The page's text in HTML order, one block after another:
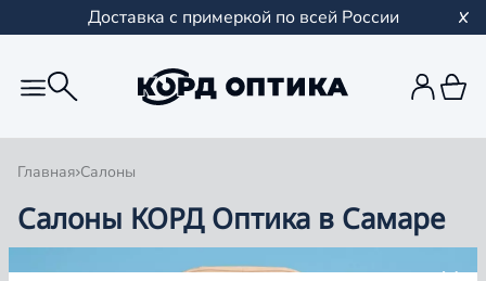
Доставка с примеркой по всей России
Главная Салоны
Салоны КОРД Оптика в Самаре
Группа компаний «Корд Оптика» - это более 100